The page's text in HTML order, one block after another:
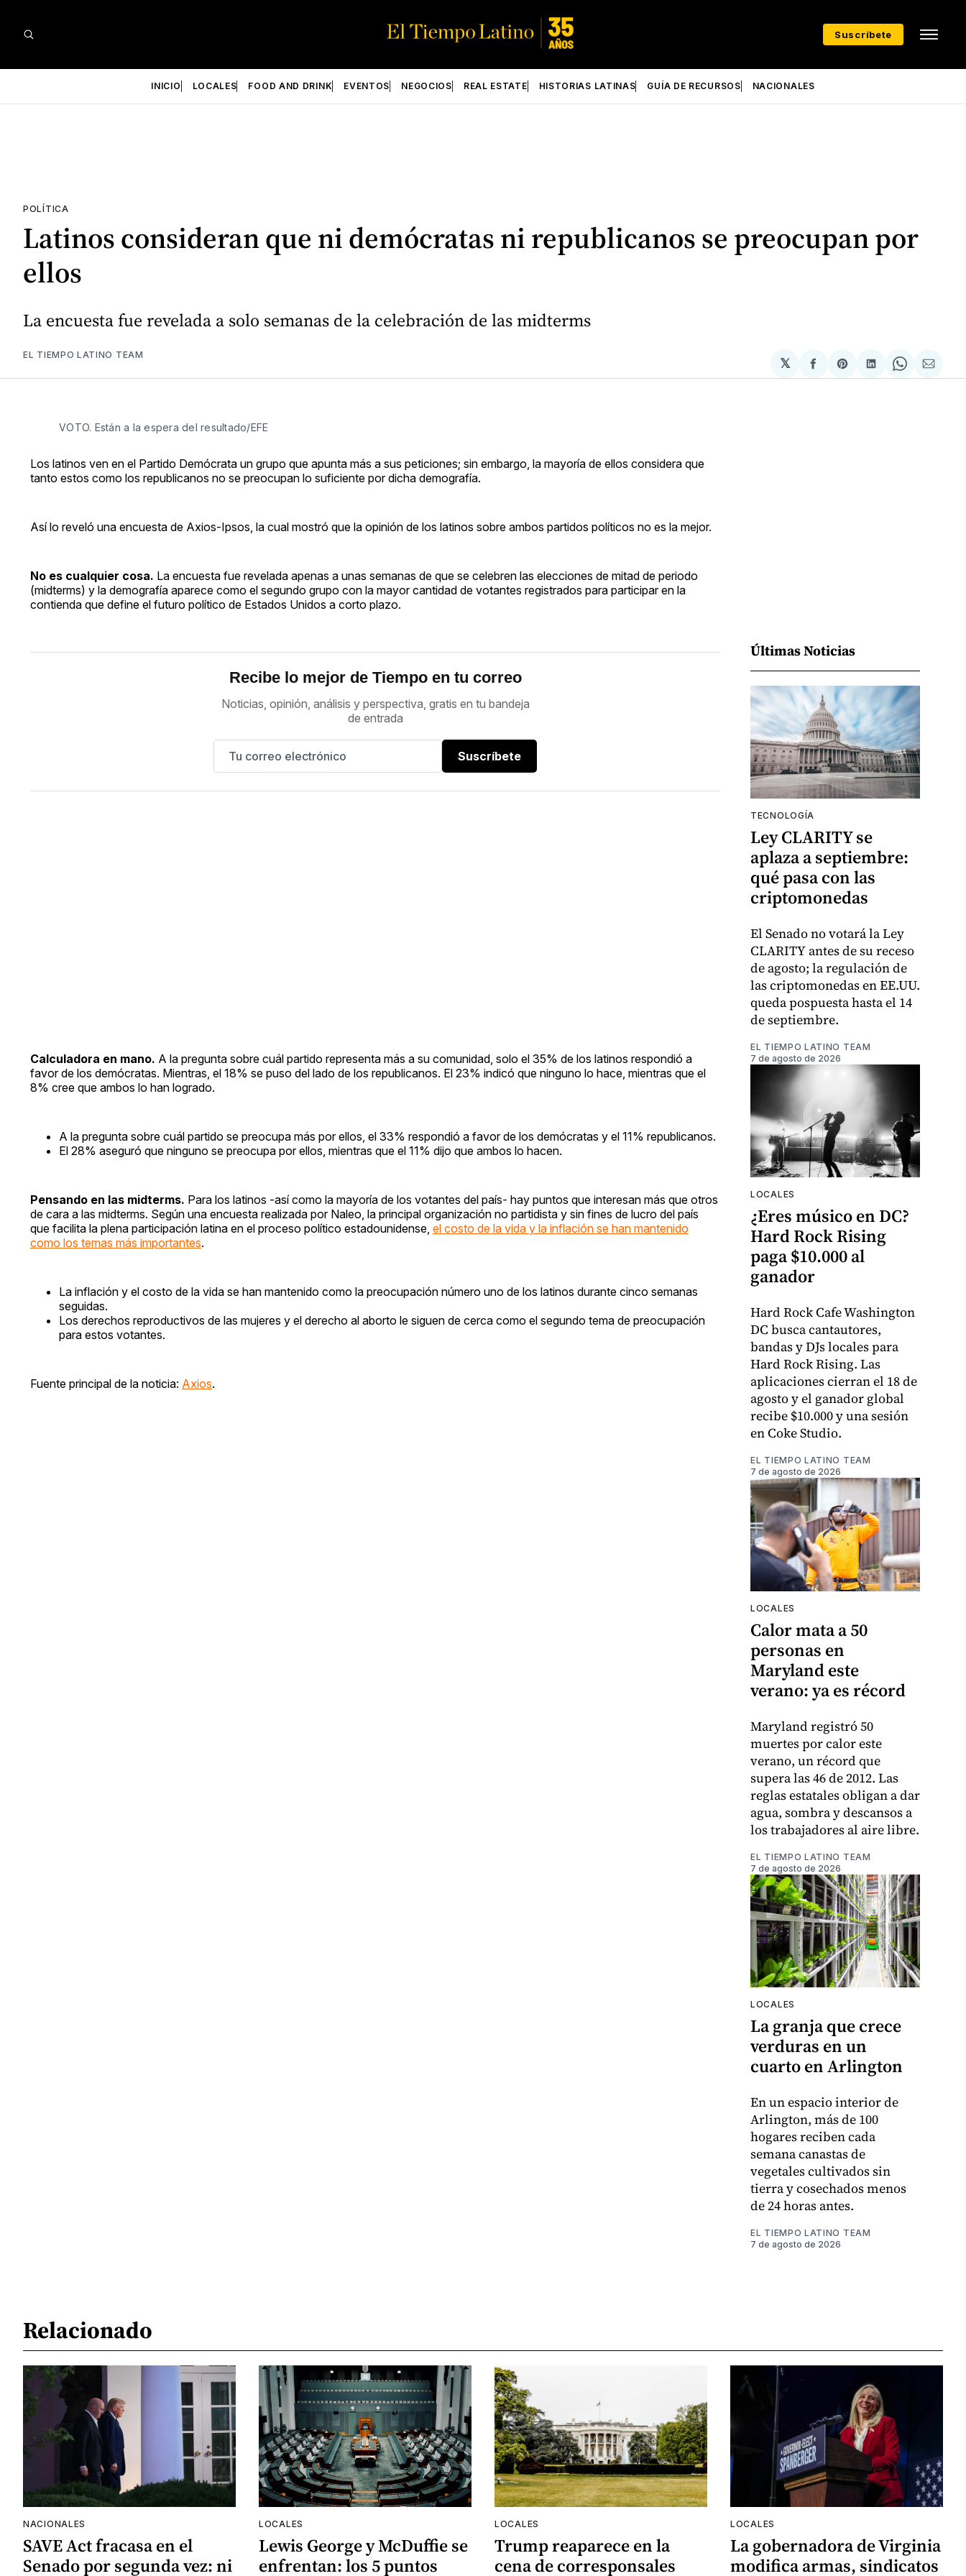
Suscríbete
INICIO LOCALES FOOD AND DRINK EVENTOS NEGOCIOS REAL ESTATE HISTORIAS LATINAS GUÍA DE RECURSOS NACIONALES
POLÍTICA
Latinos consideran que ni demócratas ni republicanos se preocupan por
ellos
La encuesta fue revelada a solo semanas de la celebración de las midterms
EL TIEMPO LATINO TEAM
𝕏
Compartir
en
Share
on
Compartir
en
Share
on
via
VOTO. Están a la espera del resultado/EFE
Los latinos ven en el Partido Demócrata un grupo que apunta más a sus peticiones; sin embargo, la mayoría de ellos considera que
tanto estos como los republicanos no se preocupan lo suficiente por dicha demografía.
Así lo reveló una encuesta de Axios-Ipsos, la cual mostró que la opinión de los latinos sobre ambos partidos políticos no es la mejor.
No es cualquier cosa. La encuesta fue revelada apenas a unas semanas de que se celebren las elecciones de mitad de periodo
(midterms) y la demografía aparece como el segundo grupo con la mayor cantidad de votantes registrados para participar en la
contienda que define el futuro político de Estados Unidos a corto plazo.
Recibe lo mejor de Tiempo en tu correo
Noticias, opinión, análisis y perspectiva, gratis en tu bandeja
de entrada
Suscríbete
Calculadora en mano. A la pregunta sobre cuál partido representa más a su comunidad, solo el 35% de los latinos respondió a
favor de los demócratas. Mientras, el 18% se puso del lado de los republicanos. El 23% indicó que ninguno lo hace, mientras que el
8% cree que ambos lo han logrado.
A la pregunta sobre cuál partido se preocupa más por ellos, el 33% respondió a favor de los demócratas y el 11% republicanos.
El 28% aseguró que ninguno se preocupa por ellos, mientras que el 11% dijo que ambos lo hacen.
Pensando en las midterms. Para los latinos -así como la mayoría de los votantes del país- hay puntos que interesan más que otros
de cara a las midterms. Según una encuesta realizada por Naleo, la principal organización no partidista y sin fines de lucro del país
que facilita la plena participación latina en el proceso político estadounidense, el costo de la vida y la inflación se han mantenido
como los temas más importantes.
La inflación y el costo de la vida se han mantenido como la preocupación número uno de los latinos durante cinco semanas
seguidas.
Los derechos reproductivos de las mujeres y el derecho al aborto le siguen de cerca como el segundo tema de preocupación
para estos votantes.
Fuente principal de la noticia: Axios.
Últimas Noticias
TECNOLOGÍA
Ley CLARITY se
aplaza a septiembre:
qué pasa con las
criptomonedas
El Senado no votará la Ley
CLARITY antes de su receso
de agosto; la regulación de
las criptomonedas en EE.UU.
queda pospuesta hasta el 14
de septiembre.
EL TIEMPO LATINO TEAM
7 de agosto de 2026
LOCALES
¿Eres músico en DC?
Hard Rock Rising
paga $10.000 al
ganador
Hard Rock Cafe Washington
DC busca cantautores,
bandas y DJs locales para
Hard Rock Rising. Las
aplicaciones cierran el 18 de
agosto y el ganador global
recibe $10.000 y una sesión
en Coke Studio.
EL TIEMPO LATINO TEAM
7 de agosto de 2026
LOCALES
Calor mata a 50
personas en
Maryland este
verano: ya es récord
Maryland registró 50
muertes por calor este
verano, un récord que
supera las 46 de 2012. Las
reglas estatales obligan a dar
agua, sombra y descansos a
los trabajadores al aire libre.
EL TIEMPO LATINO TEAM
7 de agosto de 2026
LOCALES
La granja que crece
verduras en un
cuarto en Arlington
En un espacio interior de
Arlington, más de 100
hogares reciben cada
semana canastas de
vegetales cultivados sin
tierra y cosechados menos
de 24 horas antes.
EL TIEMPO LATINO TEAM
7 de agosto de 2026
Relacionado
NACIONALES
SAVE Act fracasa en el
Senado por segunda vez: ni
LOCALES
Lewis George y McDuffie se
enfrentan: los 5 puntos
LOCALES
Trump reaparece en la
cena de corresponsales
LOCALES
La gobernadora de Virginia
modifica armas, sindicatos